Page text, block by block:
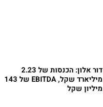
דור אלון: הכנסות של 2.23
מיליארד שקל, EBITDA של 143
מיליון שקל